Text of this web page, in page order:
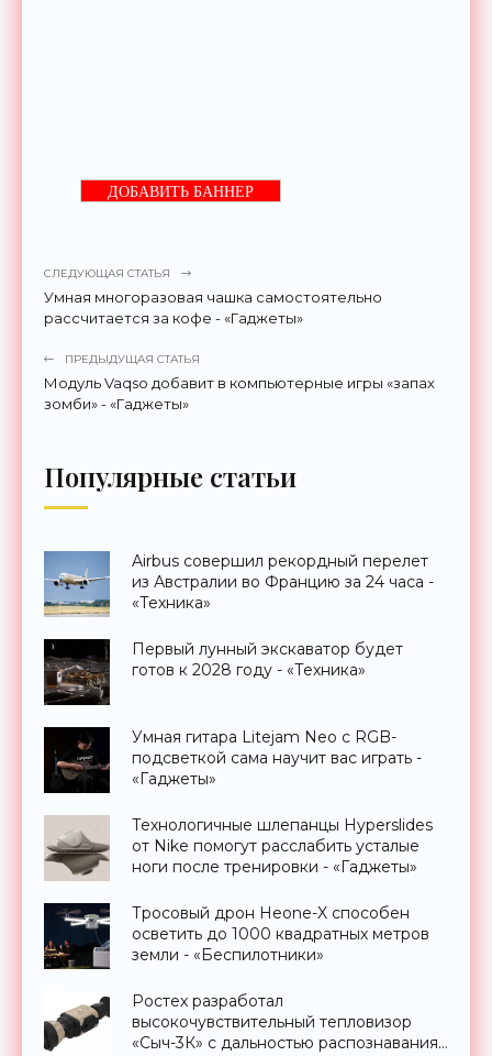
ДОБАВИТЬ БАННЕР
СЛЕДУЮЩАЯ СТАТЬЯ
Умная многоразовая чашка самостоятельно
рассчитается за кофе - «Гаджеты»
ПРЕДЫДУЩАЯ СТАТЬЯ
Модуль Vaqso добавит в компьютерные игры «запах
зомби» - «Гаджеты»
Популярные статьи
Airbus совершил рекордный перелет
из Австралии во Францию за 24 часа -
«Техника»
Первый лунный экскаватор будет
готов к 2028 году - «Техника»
Умная гитара Litejam Neo с RGB-
подсветкой сама научит вас играть -
«Гаджеты»
Технологичные шлепанцы Hyperslides
от Nike помогут расслабить усталые
ноги после тренировки - «Гаджеты»
Тросовый дрон Heone-X способен
осветить до 1000 квадратных метров
земли - «Беспилотники»
Ростех разработал
высокочувствительный тепловизор
«Сыч-3К» с дальностью распознавания